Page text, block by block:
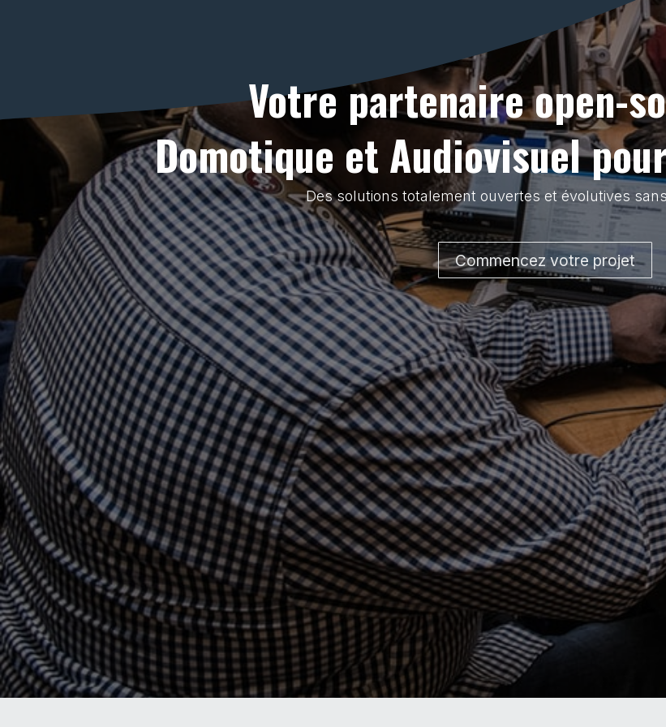
Votre partenaire open-
Domotique et Audiovisuel
Des solutions totalement ouvertes et évolutives
Commencez votre projet